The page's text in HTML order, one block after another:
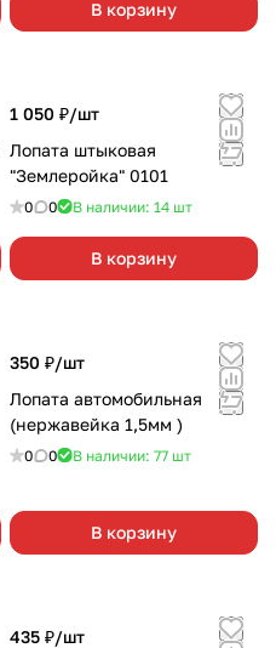
В корзину
1 050 ₽/шт
Лопата штыковая
"Землеройка" 0101
0 0 В наличии: 14 шт
В корзину
350 ₽/шт
Лопата автомобильная
(нержавейка 1,5мм )
0 0 В наличии: 77 шт
В корзину
435 ₽/шт